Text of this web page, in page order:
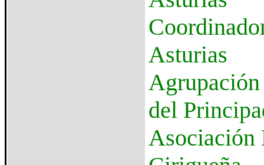
Asturias
Agrupación
del
Asociación